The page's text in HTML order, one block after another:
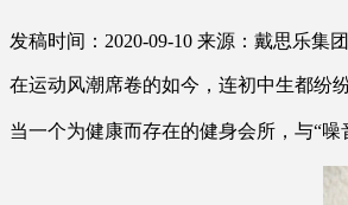
发稿时间：2020-09-10 来源：戴思乐集团
在运动风潮席卷的如今，连初中生都纷
当一个为健康而存在的健身会所，与“